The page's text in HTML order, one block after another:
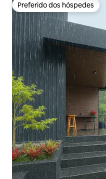
Preferido dos hóspedes
Preferido dos hóspedes